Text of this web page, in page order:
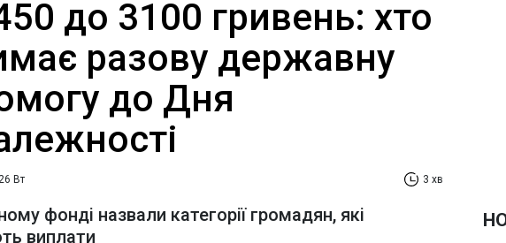
до 3100 гривень: хто
разову державну
до Дня
Вт 3 хв
фонді назвали категорії громадян, які
виплати